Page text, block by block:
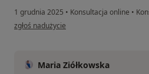
1 grudnia 2025 • Konsultacja online •
w opinii użytkownika Edyta
zgłoś nadużycie
Maria Ziółkowska